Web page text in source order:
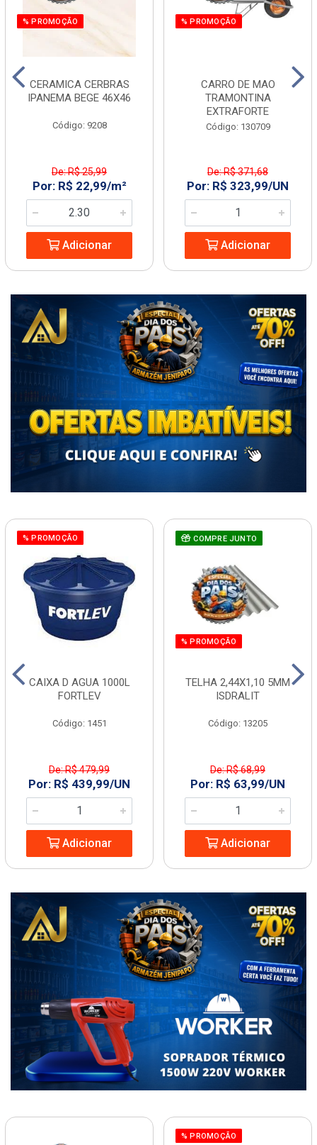
% PROMOÇÃO
CERAMICA CERBRAS
IPANEMA BEGE 46X46
Código: 9208
De: R$ 25,99
Por: R$ 22,99/m²
Adicionar
% PROMOÇÃO
CARRO DE MAO
TRAMONTINA
EXTRAFORTE
Código: 130709
De: R$ 371,68
Por: R$ 323,99/UN
Adicionar
% PROMOÇÃO
CAIXA D AGUA 1000L
FORTLEV
Código: 1451
De: R$ 479,99
Por: R$ 439,99/UN
Adicionar
COMPRE JUNTO
% PROMOÇÃO
TELHA 2,44X1,10 5MM
ISDRALIT
Código: 13205
De: R$ 68,99
Por: R$ 63,99/UN
Adicionar
% PROMOÇÃO